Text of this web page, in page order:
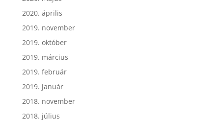
2020. április
2019. november
2019. október
2019. március
2019. február
2019. január
2018. november
2018. július